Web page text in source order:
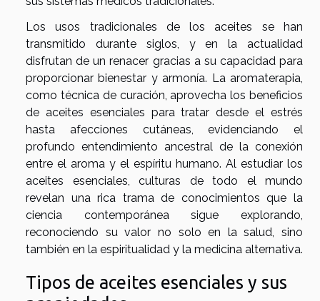
Los usos tradicionales de los aceites se han
transmitido durante siglos, y en la actualidad
disfrutan de un renacer gracias a su capacidad para
proporcionar bienestar y armonía. La aromaterapia,
como técnica de curación, aprovecha los beneficios
de aceites esenciales para tratar desde el estrés
hasta afecciones cutáneas, evidenciando el
profundo entendimiento ancestral de la conexión
entre el aroma y el espíritu humano. Al estudiar los
aceites esenciales, culturas de todo el mundo
revelan una rica trama de conocimientos que la
ciencia contemporánea sigue explorando,
reconociendo su valor no solo en la salud, sino
también en la espiritualidad y la medicina alternativa.
Tipos de aceites esenciales y sus